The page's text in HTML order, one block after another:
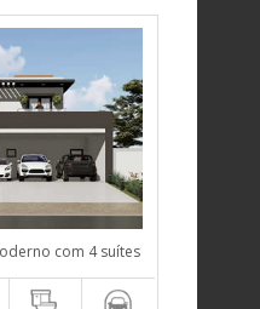
com 4 suítes